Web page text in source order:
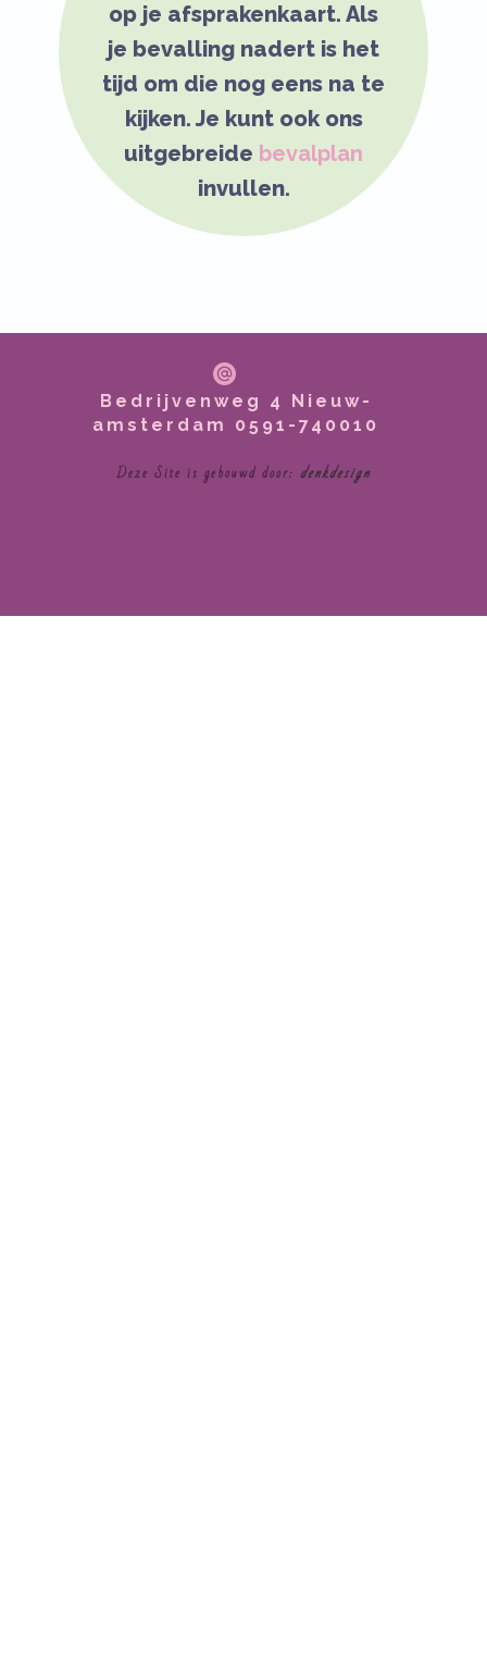
op je afsprakenkaart. Als
je bevalling nadert is het
tijd om die nog eens na te
kijken. Je kunt ook ons
uitgebreide bevalplan
invullen.
Bedrijvenweg 4 Nieuw-
amsterdam 0591-740010
Deze Site is gebouwd door: denkdesign